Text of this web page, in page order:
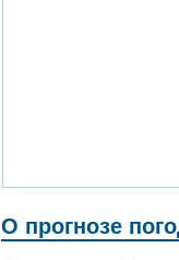
О прогнозе